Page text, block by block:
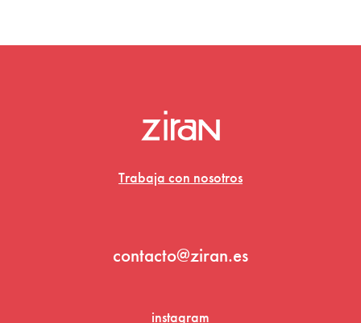
Trabaja con nosotros
contacto@ziran.es
instagram